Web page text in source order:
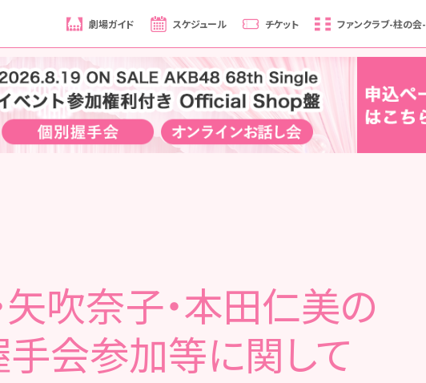
劇場ガイド スケジュール チケット ファンクラブ-柱の会-
吹奈子・本田仁美の
会参加等に関して